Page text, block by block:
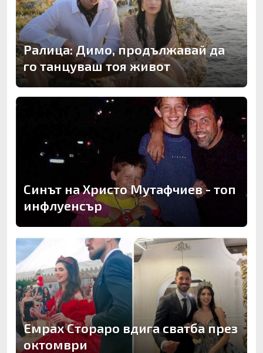
Ралица: Димо, продължавай да
го танцуваш тоя живот
Синът на Христо Мутафчиев - топ
инфлуенсър
Емрах Стораро вдига сватба през
октомври